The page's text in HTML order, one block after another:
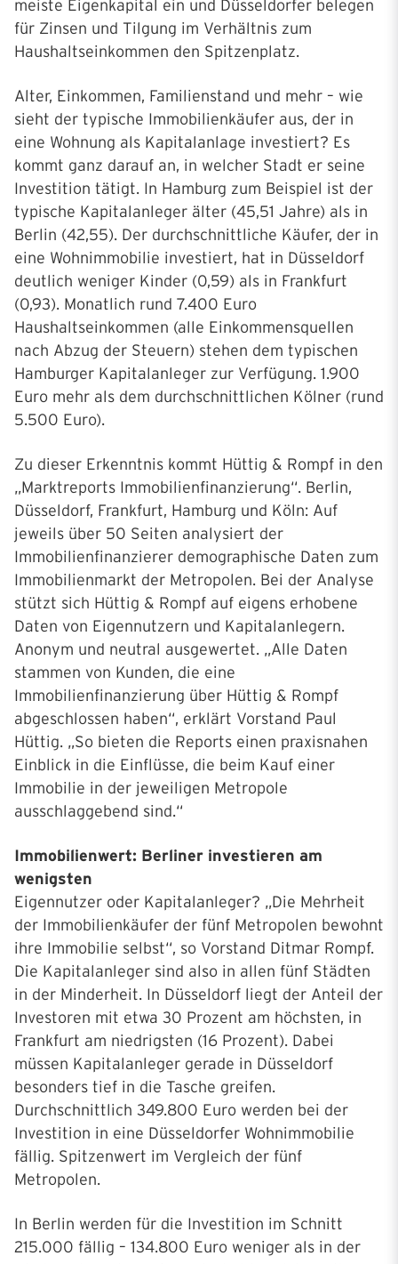
meiste Eigenkapital ein und Düsseldorfer belegen
für Zinsen und Tilgung im Verhältnis zum
Haushaltseinkommen den Spitzenplatz.
Alter, Einkommen, Familienstand und mehr – wie
sieht der typische Immobilienkäufer aus, der in
eine Wohnung als Kapitalanlage investiert? Es
kommt ganz darauf an, in welcher Stadt er seine
Investition tätigt. In Hamburg zum Beispiel ist der
typische Kapitalanleger älter (45,51 Jahre) als in
Berlin (42,55). Der durchschnittliche Käufer, der in
eine Wohnimmobilie investiert, hat in Düsseldorf
deutlich weniger Kinder (0,59) als in Frankfurt
(0,93). Monatlich rund 7.400 Euro
Haushaltseinkommen (alle Einkommensquellen
nach Abzug der Steuern) stehen dem typischen
Hamburger Kapitalanleger zur Verfügung. 1.900
Euro mehr als dem durchschnittlichen Kölner (rund
5.500 Euro).
Zu dieser Erkenntnis kommt Hüttig & Rompf in den
„Marktreports Immobilienfinanzierung“. Berlin,
Düsseldorf, Frankfurt, Hamburg und Köln: Auf
jeweils über 50 Seiten analysiert der
Immobilienfinanzierer demographische Daten zum
Immobilienmarkt der Metropolen. Bei der Analyse
stützt sich Hüttig & Rompf auf eigens erhobene
Daten von Eigennutzern und Kapitalanlegern.
Anonym und neutral ausgewertet. „Alle Daten
stammen von Kunden, die eine
Immobilienfinanzierung über Hüttig & Rompf
abgeschlossen haben“, erklärt Vorstand Paul
Hüttig. „So bieten die Reports einen praxisnahen
Einblick in die Einflüsse, die beim Kauf einer
Immobilie in der jeweiligen Metropole
ausschlaggebend sind.“
Immobilienwert: Berliner investieren am
wenigsten
Eigennutzer oder Kapitalanleger? „Die Mehrheit
der Immobilienkäufer der fünf Metropolen bewohnt
ihre Immobilie selbst“, so Vorstand Ditmar Rompf.
Die Kapitalanleger sind also in allen fünf Städten
in der Minderheit. In Düsseldorf liegt der Anteil der
Investoren mit etwa 30 Prozent am höchsten, in
Frankfurt am niedrigsten (16 Prozent). Dabei
müssen Kapitalanleger gerade in Düsseldorf
besonders tief in die Tasche greifen.
Durchschnittlich 349.800 Euro werden bei der
Investition in eine Düsseldorfer Wohnimmobilie
fällig. Spitzenwert im Vergleich der fünf
Metropolen.
In Berlin werden für die Investition im Schnitt
215.000 fällig – 134.800 Euro weniger als in der